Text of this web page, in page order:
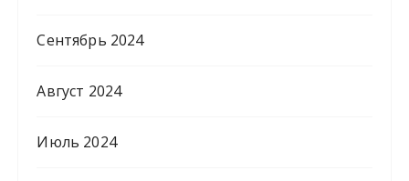
Сентябрь 2024
Август 2024
Июль 2024